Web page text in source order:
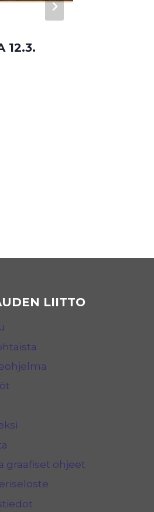
12.3.
LIITTO
graafiset ohjeet